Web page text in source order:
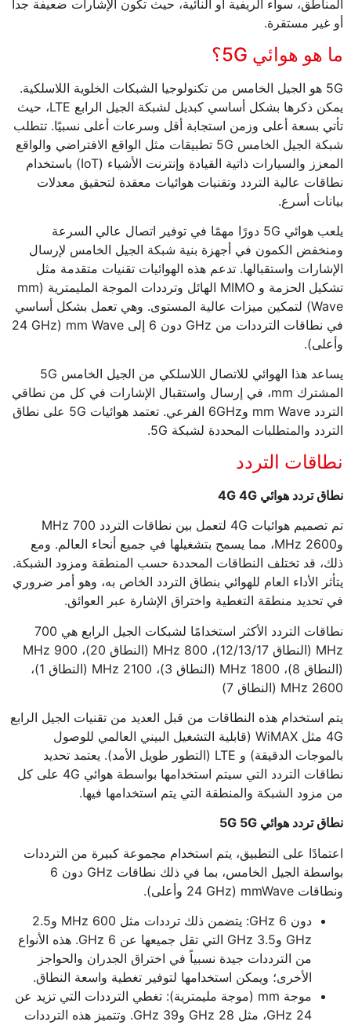
المناطق، سواء الريفية أو النائية، حيث تكون الإشارات ضعيفة جداً
أو غير مستقرة.
ما هو هوائي 5G؟
5G هو الجيل الخامس من تكنولوجيا الشبكات الخلوية اللاسلكية.
يمكن ذكرها بشكل أساسي كبديل لشبكة الجيل الرابع LTE، حيث
تأتي بسعة أعلى وزمن استجابة أقل وسرعات أعلى نسبيًا. تتطلب
شبكة الجيل الخامس 5G تطبيقات مثل الواقع الافتراضي والواقع
المعزز والسيارات ذاتية القيادة وإنترنت الأشياء (IoT) باستخدام
نطاقات عالية التردد وتقنيات هوائيات معقدة لتحقيق معدلات
بيانات أسرع.
يلعب هوائي 5G دورًا مهمًا في توفير اتصال عالي السرعة
ومنخفض الكمون في أجهزة بنية شبكة الجيل الخامس لإرسال
الإشارات واستقبالها. تدعم هذه الهوائيات تقنيات متقدمة مثل
تشكيل الحزمة و MIMO الهائل وترددات الموجة المليمترية (mm
Wave) لتمكين ميزات عالية المستوى. وهي تعمل بشكل أساسي
في نطاقات الترددات من GHz دون 6 إلى mm Wave (24 GHz
وأعلى).
يساعد هذا الهوائي للاتصال اللاسلكي من الجيل الخامس 5G
المشترك mm، في إرسال واستقبال الإشارات في كل من نطاقي
التردد mm Wave و6GHz الفرعي. تعتمد هوائيات 5G على نطاق
التردد والمتطلبات المحددة لشبكة 5G.
نطاقات التردد
نطاق تردد هوائي 4G 4G
تم تصميم هوائيات 4G لتعمل بين نطاقات التردد 700 MHz
و2600 MHz، مما يسمح بتشغيلها في جميع أنحاء العالم. ومع
ذلك، قد تختلف النطاقات المحددة حسب المنطقة ومزود الشبكة.
يتأثر الأداء العام للهوائي بنطاق التردد الخاص به، وهو أمر ضروري
في تحديد منطقة التغطية واختراق الإشارة عبر العوائق.
نطاقات التردد الأكثر استخدامًا لشبكات الجيل الرابع هي 700
MHz (النطاق 12/13/17)، 800 MHz (النطاق 20)، 900 MHz
(النطاق 8)، 1800 MHz (النطاق 3)، 2100 MHz (النطاق 1)،
2600 MHz (النطاق 7)
يتم استخدام هذه النطاقات من قبل العديد من تقنيات الجيل الرابع
4G مثل WiMAX (قابلية التشغيل البيني العالمي للوصول
بالموجات الدقيقة) و LTE (التطور طويل الأمد). يعتمد تحديد
نطاقات التردد التي سيتم استخدامها بواسطة هوائي 4G على كل
من مزود الشبكة والمنطقة التي يتم استخدامها فيها.
نطاق تردد هوائي 5G 5G
اعتمادًا على التطبيق، يتم استخدام مجموعة كبيرة من الترددات
بواسطة الجيل الخامس، بما في ذلك نطاقات GHz دون 6
ونطاقات mmWave (24 GHz وأعلى).
دون 6 GHz: يتضمن ذلك ترددات مثل 600 MHz و2.5
GHz و3.5 GHz التي تقل جميعها عن 6 GHz. هذه الأنواع
من الترددات جيدة نسبياً في اختراق الجدران والحواجز
الأخرى؛ ويمكن استخدامها لتوفير تغطية واسعة النطاق.
موجة mm (موجة مليمترية): تغطي الترددات التي تزيد عن
24 GHz، مثل 28 GHz و39 GHz. وتتميز هذه الترددات